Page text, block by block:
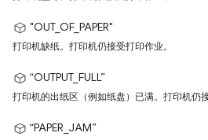
"OUT_OF_PAPER"
打印机缺纸。打印机仍接受打印作业。
“OUTPUT_FULL”
打印机的出纸区（例如纸盘）已满。打印机仍
“PAPER_JAM”